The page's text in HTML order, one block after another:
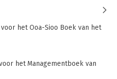
het Ooa-Sioo Boek van het
het Managementboek van